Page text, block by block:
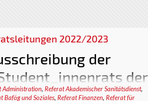
2022/2023
Administration, Referat Akademischer Sanitätsdienst,
Bafög und Soziales, Referat Finanzen, Referat für
der
der
Chemnitz